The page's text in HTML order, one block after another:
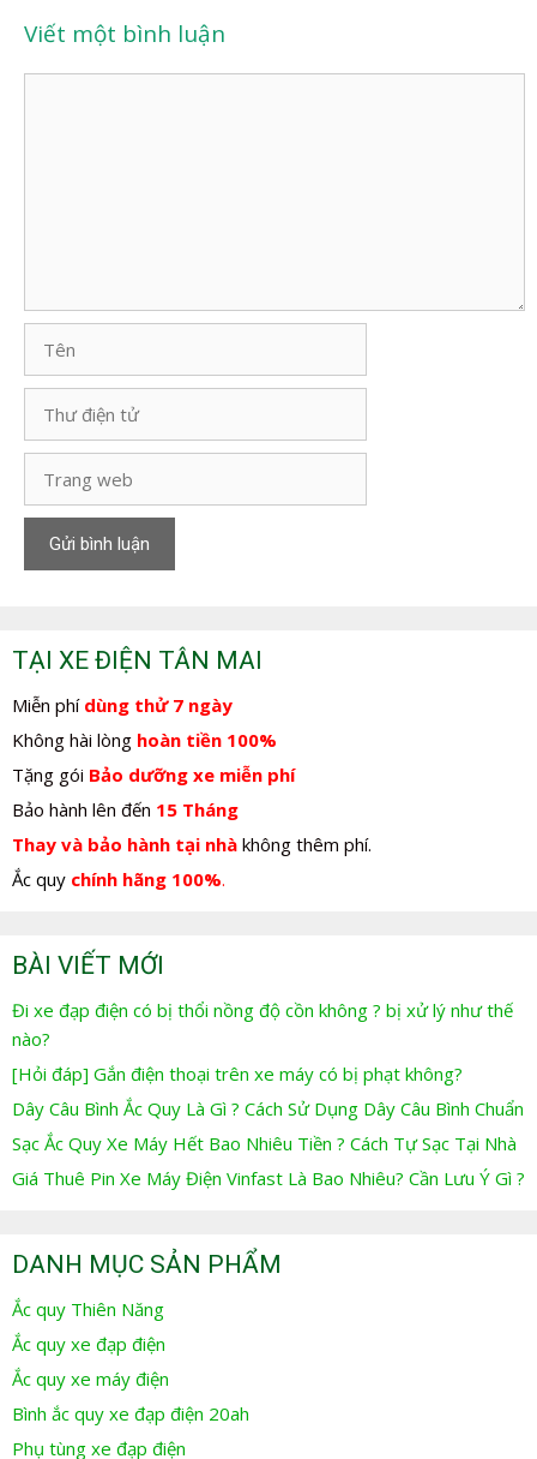
Viết một bình luận
điện
tử
web
TẠI XE ĐIỆN TÂN MAI
Miễn phí dùng thử 7 ngày
Không hài lòng hoàn tiền 100%
Tặng gói Bảo dưỡng xe miễn phí
Bảo hành lên đến 15 Tháng
Thay và bảo hành tại nhà không thêm phí.
Ắc quy chính hãng 100%.
BÀI VIẾT MỚI
Đi xe đạp điện có bị thổi nồng độ cồn không ? bị xử lý như thế
nào?
[Hỏi đáp] Gắn điện thoại trên xe máy có bị phạt không?
Dây Câu Bình Ắc Quy Là Gì ? Cách Sử Dụng Dây Câu Bình Chuẩn
Sạc Ắc Quy Xe Máy Hết Bao Nhiêu Tiền ? Cách Tự Sạc Tại Nhà
Giá Thuê Pin Xe Máy Điện Vinfast Là Bao Nhiêu? Cần Lưu Ý Gì ?
DANH MỤC SẢN PHẨM
Ắc quy Thiên Năng
Ắc quy xe đạp điện
Ắc quy xe máy điện
Bình ắc quy xe đạp điện 20ah
Phụ tùng xe đạp điện